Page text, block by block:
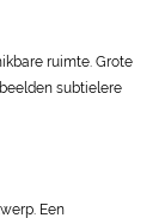
ruimte. Grote
subtielere
Een